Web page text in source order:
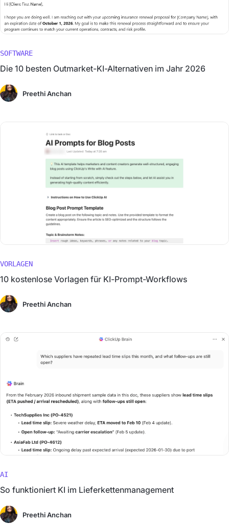
SOFTWARE
Die 10 besten Outmarket-KI-Alternativen im Jahr 2026
Preethi Anchan
VORLAGEN
10 kostenlose Vorlagen für KI-Prompt-Workflows
Preethi Anchan
AI
So funktioniert KI im Lieferkettenmanagement
Preethi Anchan